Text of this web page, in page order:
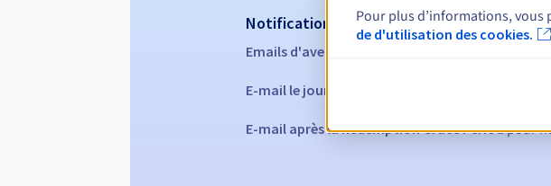
Notifications automatiques :
Emails d'avertissement :
E-mail le jour de l'expiration pour notification
E-mail après la Redemption Grace Periodpour
Pour plus d’informations,
de d'utilisation des cookies.